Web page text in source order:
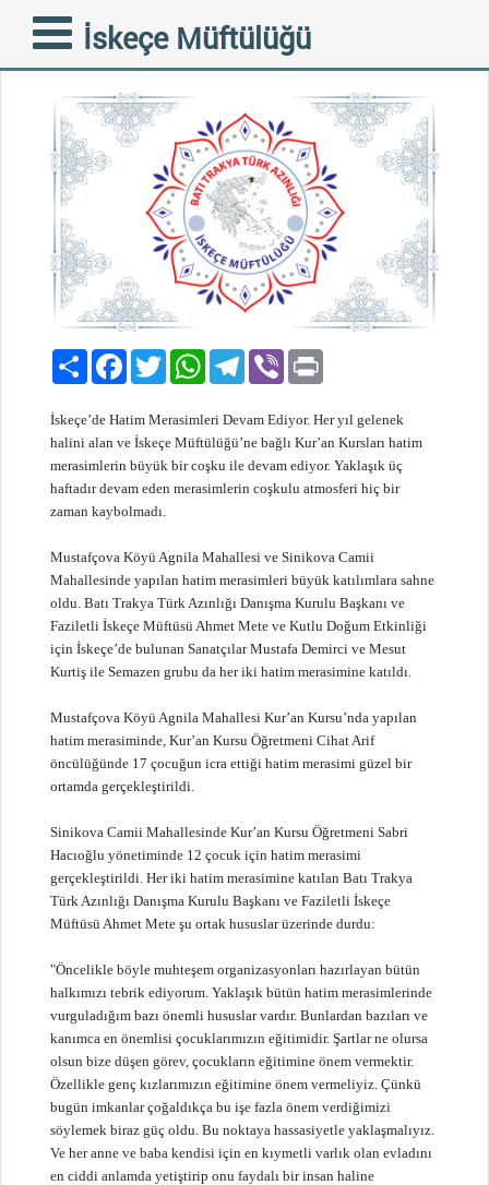
İskeçe Müftülüğü
Basın Açıklaması -HATİM
PaylaşFacebook
TwitterWhatsAppTelegram
Viber
İskeçe’de Hatim Merasimleri Devam Ediyor. Her yıl gelenek
halini alan ve İskeçe Müftülüğü’ne bağlı Kur’an Kursları hatim
merasimlerin büyük bir coşku ile devam ediyor. Yaklaşık üç
haftadır devam eden merasimlerin coşkulu atmosferi hiç bir
zaman kaybolmadı.
Mustafçova Köyü Agnila Mahallesi ve Sinikova Camii
Mahallesinde yapılan hatim merasimleri büyük katılımlara sahne
oldu. Batı Trakya Türk Azınlığı Danışma Kurulu Başkanı ve
Faziletli İskeçe Müftüsü Ahmet Mete ve Kutlu Doğum Etkinliği
için İskeçe’de bulunan Sanatçılar Mustafa Demirci ve Mesut
Kurtiş ile Semazen grubu da her iki hatim merasimine katıldı.
Mustafçova Köyü Agnila Mahallesi Kur’an Kursu’nda yapılan
hatim merasiminde, Kur’an Kursu Öğretmeni Cihat Arif
öncülüğünde 17 çocuğun icra ettiği hatim merasimi güzel bir
ortamda gerçekleştirildi.
Sinikova Camii Mahallesinde Kur’an Kursu Öğretmeni Sabri
Hacıoğlu yönetiminde 12 çocuk için hatim merasimi
gerçekleştirildi. Her iki hatim merasimine katılan Batı Trakya
Türk Azınlığı Danışma Kurulu Başkanı ve Faziletli İskeçe
Müftüsü Ahmet Mete şu ortak hususlar üzerinde durdu:
"Öncelikle böyle muhteşem organizasyonları hazırlayan bütün
halkımızı tebrik ediyorum. Yaklaşık bütün hatim merasimlerinde
vurguladığım bazı önemli hususlar vardır. Bunlardan bazıları ve
kanımca en önemlisi çocuklarımızın eğitimidir. Şartlar ne olursa
olsun bize düşen görev, çocukların eğitimine önem vermektir.
Özellikle genç kızlarımızın eğitimine önem vermeliyiz. Çünkü
bugün imkanlar çoğaldıkça bu işe fazla önem verdiğimizi
söylemek biraz güç oldu. Bu noktaya hassasiyetle yaklaşmalıyız.
Ve her anne ve baba kendisi için en kıymetli varlık olan evladını
en ciddi anlamda yetiştirip onu faydalı bir insan haline